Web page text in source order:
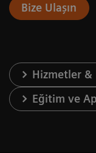
Bize Ulaşın
Hizmetler &
Eğitim ve